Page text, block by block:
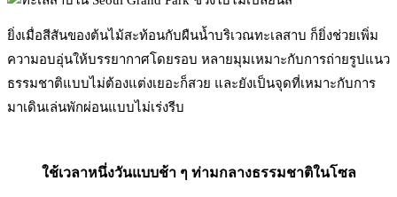
ยิ่งเมื่อสีสันของต้นไม้สะท้อนกับผืนน้ำบริเวณทะเลสาบ ก็ยิ่งช่วยเพิ่ม
ความอบอุ่นให้บรรยากาศโดยรอบ หลายมุมเหมาะกับการถ่ายรูปแนว
ธรรมชาติแบบไม่ต้องแต่งเยอะก็สวย และยังเป็นจุดที่เหมาะกับการ
มาเดินเล่นพักผ่อนแบบไม่เร่งรีบ
ใช้เวลาหนึ่งวันแบบช้า ๆ ท่ามกลางธรรมชาติในโซล